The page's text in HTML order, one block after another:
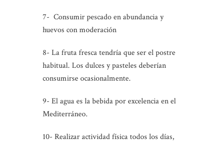
7- Consumir pescado en abundancia y
huevos con moderación
8- La fruta fresca tendría que ser el postre
habitual. Los dulces y pasteles deberían
consumirse ocasionalmente.
9- El agua es la bebida por excelencia en el
Mediterráneo.
10- Realizar actividad física todos los días,